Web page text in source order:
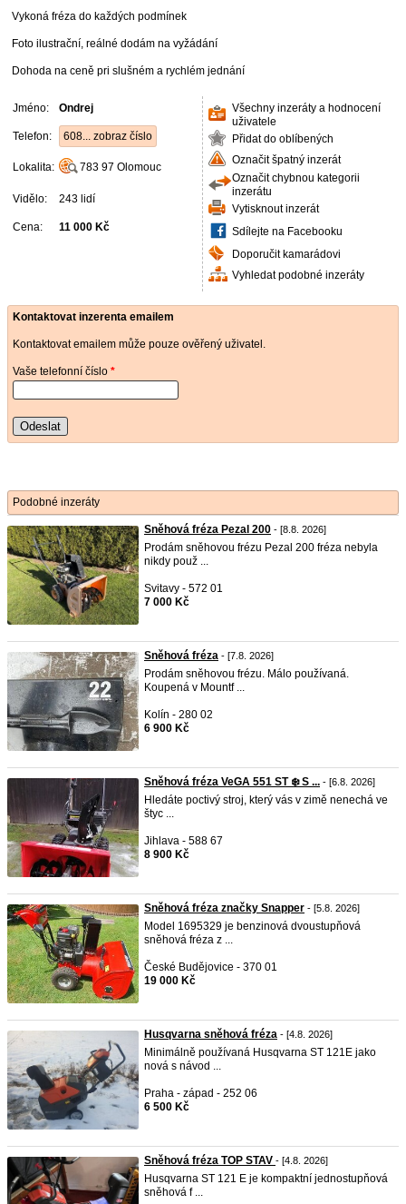
Vykoná fréza do každých podmínek
Foto ilustrační, reálné dodám na vyžádání
Dohoda na ceně pri slušném a rychlém jednání
Jméno: Ondrej
Telefon: 608... zobraz číslo
Lokalita: 783 97 Olomouc
Vidělo: 243 lidí
Cena: 11 000 Kč
Všechny inzeráty a hodnocení
uživatele
Přidat do oblíbených
Označit špatný inzerát
Označit chybnou kategorii
inzerátu
Vytisknout inzerát
Sdílejte na Facebooku
Doporučit kamarádovi
Vyhledat podobné inzeráty
Kontaktovat inzerenta emailem
Kontaktovat emailem může pouze ověřený uživatel.
Vaše telefonní číslo *
Odeslat
Podobné inzeráty
Sněhová fréza Pezal 200 - [8.8. 2026]
Prodám sněhovou frézu Pezal 200 fréza nebyla
nikdy použ ...
Svitavy - 572 01
7 000 Kč
Sněhová fréza - [7.8. 2026]
Prodám sněhovou frézu. Málo používaná.
Koupená v Mountf ...
Kolín - 280 02
6 900 Kč
Sněhová fréza VeGA 551 ST ❄️ S ... - [6.8. 2026]
Hledáte poctivý stroj, který vás v zimě nenechá ve
štyc ...
Jihlava - 588 67
8 900 Kč
Sněhová fréza značky Snapper - [5.8. 2026]
Model 1695329 je benzinová dvoustupňová
sněhová fréza z ...
České Budějovice - 370 01
19 000 Kč
Husqvarna sněhová fréza - [4.8. 2026]
Minimálně používaná Husqvarna ST 121E jako
nová s návod ...
Praha - západ - 252 06
6 500 Kč
Sněhová fréza TOP STAV - [4.8. 2026]
Husqvarna ST 121 E je kompaktní jednostupňová
sněhová f ...